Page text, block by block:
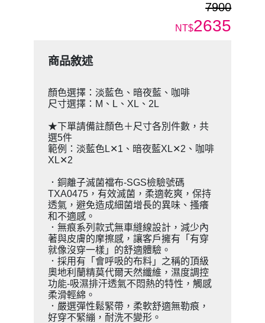
7900
NT$2635
商品敘述
顏色選擇：淡藍色、暗夜藍、咖啡
尺寸選擇：M、L、XL、2L
★下單請備註顏色＋尺寸各別件數，共
選5件
範例：淡藍色L✕1、暗夜藍XL✕2、咖啡
XL✕2
．銅離子滅菌襠布-SGS檢驗號碼
TXA0475，有效滅菌，柔適乾爽，保持
透氣，避免造成細菌增長的異味、搔癢
和不適感。
．無痕系列款式無車縫線設計，減少內
著與皮膚的摩擦感，讓客戶擁有「有穿
就像沒穿一樣」的舒適體驗。
．採用有「會呼吸的布料」之稱的頂級
奧地利蘭精莫代爾天然纖維，濕度調控
功能-吸濕排汗透氣不悶熱的特性，觸感
柔滑輕綿。
．嚴選彈性鬆緊帶，柔軟舒適無勒痕，
好穿不緊繃，耐洗不變形。